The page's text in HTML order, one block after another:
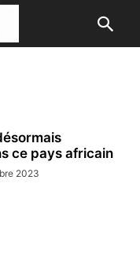
ce pays africain
2023